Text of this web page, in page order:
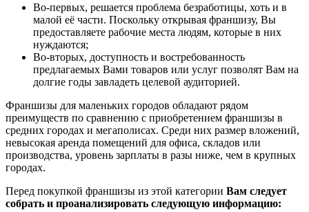
Во-первых, решается проблема безработицы, хоть и в
малой её части. Поскольку открывая франшизу, Вы
предоставляете рабочие места людям, которые в них
нуждаются;
Во-вторых, доступность и востребованность
предлагаемых Вами товаров или услуг позволят Вам на
долгие годы завладеть целевой аудиторией.
Франшизы для маленьких городов обладают рядом
преимуществ по сравнению с приобретением франшизы в
средних городах и мегаполисах. Среди них размер вложений,
невысокая аренда помещений для офиса, складов или
производства, уровень зарплаты в разы ниже, чем в крупных
городах.
Перед покупкой франшизы из этой категории Вам следует
собрать и проанализировать следующую информацию: